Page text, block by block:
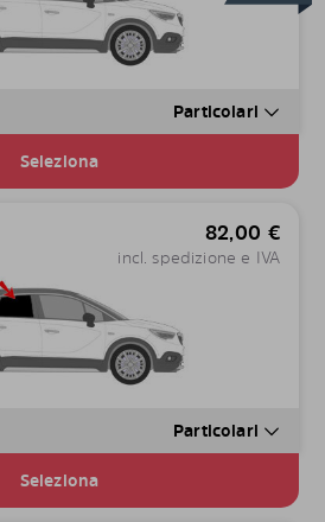
Particolari
Seleziona
82,00 €
incl. spedizione e IVA
Particolari
Seleziona